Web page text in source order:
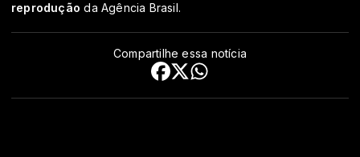
reprodução da Agência Brasil.
Compartilhe essa notícia